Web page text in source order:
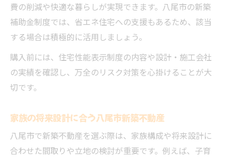
費の削減や快適な暮らしが実現できます。八尾市の新築
補助金制度では、省エネ住宅への支援もあるため、該当
する場合は積極的に活用しましょう。
購入前には、住宅性能表示制度の内容や設計・施工会社
の実績を確認し、万全のリスク対策を心掛けることが大
切です。
家族の将来設計に合う八尾市新築不動産
八尾市で新築不動産を選ぶ際は、家族構成や将来設計に
合わせた間取りや立地の検討が重要です。例えば、子育